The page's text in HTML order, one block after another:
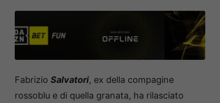
Fabrizio Salvatori, ex della compagine
rossoblu e di quella granata, ha rilasciato